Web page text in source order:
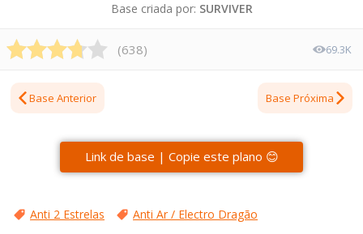
Base criada por: SURVIVER
(638) 69.3K
Base Anterior Base Próxima
Link de base | Copie este plano 😊
Anti 2 Estrelas Anti Ar / Electro Dragão